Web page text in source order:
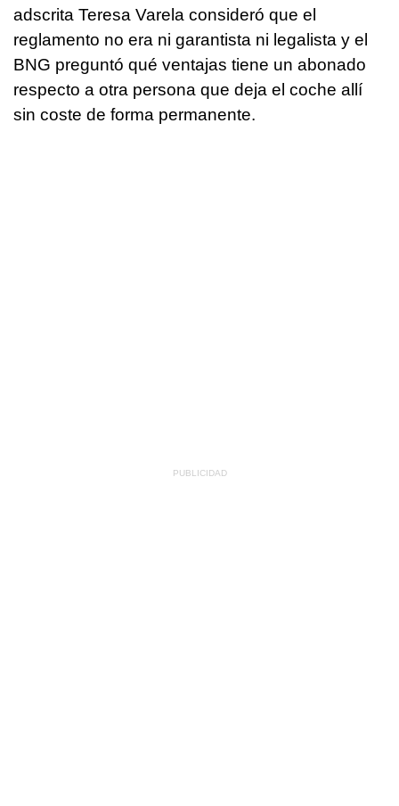
adscrita Teresa Varela consideró que el
reglamento no era ni garantista ni legalista y el
BNG preguntó qué ventajas tiene un abonado
respecto a otra persona que deja el coche allí
sin coste de forma permanente.